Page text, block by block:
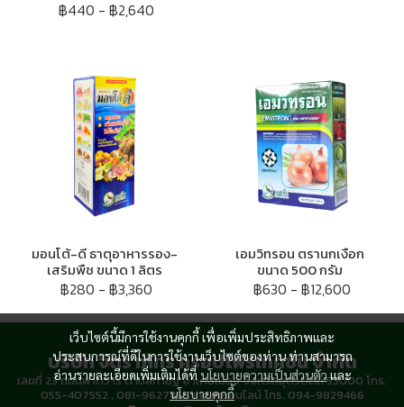
฿440 - ฿2,640
มอนโต้-ดี ธาตุอาหารรอง-
เสริมพืช ขนาด 1 ลิตร
฿280 - ฿3,360
เอมวิทรอน ตรานกเงือก
ขนาด 500 กรัม
฿630 - ฿12,600
เว็บไซต์นี้มีการใช้งานคุกกี้ เพื่อเพิ่มประสิทธิภาพและ
ประสบการณ์ที่ดีในการใช้งานเว็บไซต์ของท่าน ท่านสามารถ
อ่านรายละเอียดเพิ่มเติมได้ที่ นโยบายความเป็นส่วนตัวและ
นโยบายคุกกี้
บริษัท จิตราภัทร ครอปโพรเทคชั่น จำกัด
เลขที่ 23 ถนนพาดวารี ตำบลท่าอิฐ อำเภอเมือง จังหวัดอุตรดิตถ์ 53000 โทร.
055-407552 , 081-9627466 แผนกออนไลน์ โทร. 094-9829466